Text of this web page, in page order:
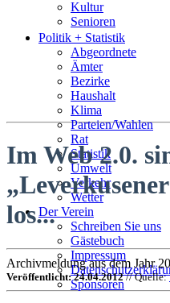
Kultur
Senioren
Stadtführer
Straßen
Politik + Statistik
Abgeordnete
Ämter
Bezirke
Haushalt
Klima
Parteien/Wahlen
Rat
Statistik
Umwelt
Verkehr
Wetter
Der Verein
Schreiben Sie uns
Gästebuch
Impressum
Sponsoren
Im Web 2.0.
los...
Archivmeldung aus dem Jahr
Veröffentlicht: 24.04.2012// Quelle: